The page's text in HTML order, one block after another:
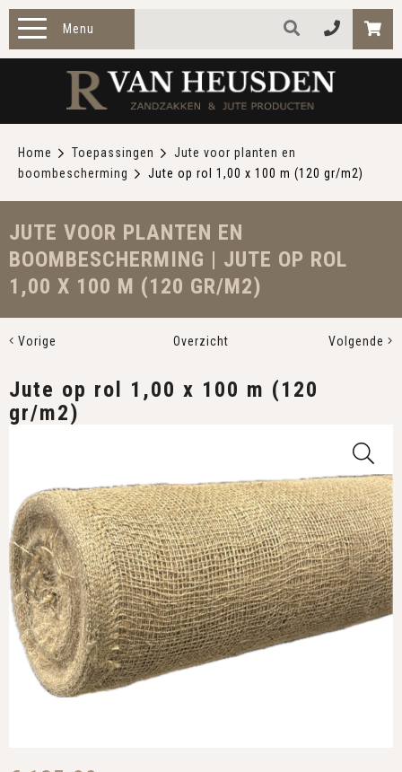
Menu
ZAKELIJK
TOEPASSINGEN
OVER ONS
Home Toepassingen
Jute voor planten en
boombescherming
Jute op rol 1,00 x 100 m (120 gr/m2)
JUTE VOOR PLANTEN EN
BOOMBESCHERMING | JUTE OP ROL
1,00 X 100 M (120 GR/M2)
Vorige Overzicht Volgende
Jute op rol 1,00 x 100 m (120
gr/m2)